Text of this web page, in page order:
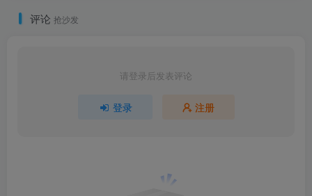
评论 抢沙发
请登录后发表评论
登录 注册